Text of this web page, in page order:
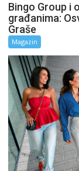
Bingo Group i
građanima:
Graše
Magazin